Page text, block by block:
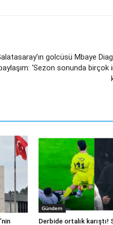
golcüsü Mbaye
‘Sezon sonunda birçok
Gündem
Derbide ortalık karıştı!